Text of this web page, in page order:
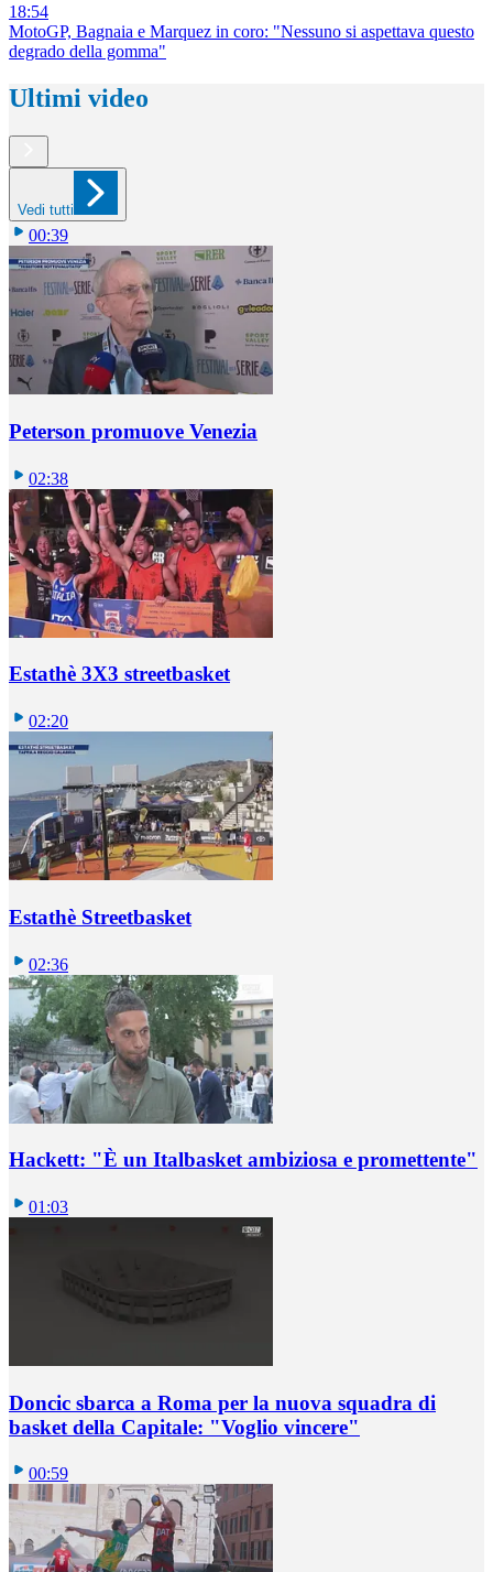
18:54
MotoGP, Bagnaia e Marquez in coro: "Nessuno si aspettava questo
degrado della gomma"
Ultimi video
Vedi tutti
00:39
Peterson promuove Venezia
02:38
Estathè 3X3 streetbasket
02:20
Estathè Streetbasket
02:36
Hackett: "È un Italbasket ambiziosa e promettente"
01:03
Doncic sbarca a Roma per la nuova squadra di
basket della Capitale: "Voglio vincere"
00:59